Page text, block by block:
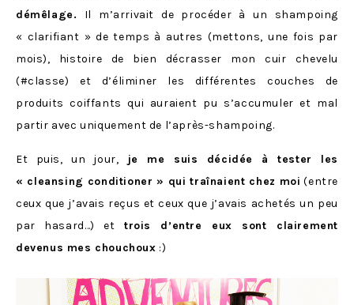
démêlage. Il m’arrivait de procéder à un shampoing
« clarifiant » de temps à autres (mettons, une fois par
mois), histoire de bien décrasser mon cuir chevelu
(#classe) et d’éliminer les différentes couches de
produits coiffants qui auraient pu s’accumuler et mal
partir avec uniquement de l’après-shampoing.
Et puis, un jour,
je me suis décidée à tester les
« cleansing conditioner » qui traînaient chez moi (entre
ceux que j’avais reçus et ceux que j’avais achetés un peu
par hasard…) et trois d’entre eux sont clairement
devenus mes chouchoux :)